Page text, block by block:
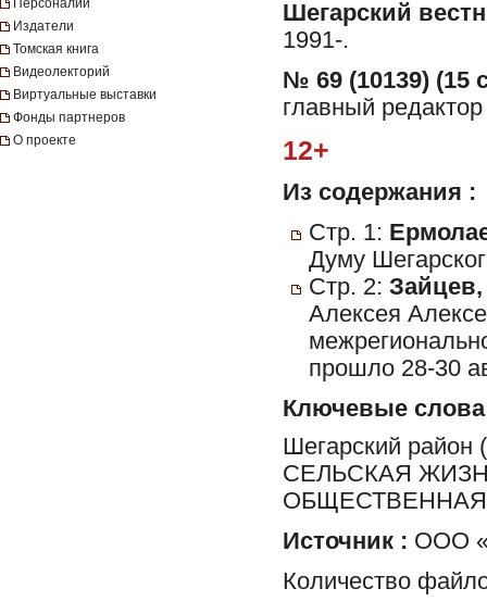
Персоналии
Издатели
Томская книга
Видеолекторий
Виртуальные выставки
Фонды партнеров
О проекте
Шегарский
1991-.
№ 69 (10139) (15
главный
12+
Из содержания :
Стр. 1:
Думу
Стр. 2:
Алексея
прошло 28-30
Ключевые слова
Шегарский
СЕЛЬСКАЯ
Источник : ООО
Количество